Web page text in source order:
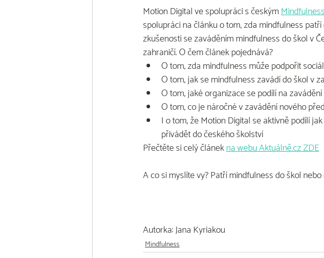
Motion Digital ve spolupráci s českým
spolupráci na článku o tom, zda mindfulness
zkušenosti se zaváděním mindfulness do škol v
zahraničí. O čem článek pojednává?
O tom, zda mindfulness může podpořit
O tom, jak se mindfulness zavádí do škol v
O tom, jaké organizace se podílí na
O tom, co je náročné v zavádění nového
I o tom, že Motion Digital se aktivně podílí
přivádět do českého školství
Přečtěte si celý článek na webu Aktuálně.cz ZDE
A co si myslíte vy? Patří mindfulness do škol nebo
Autorka: Jana Kyriakou
Mindfulness